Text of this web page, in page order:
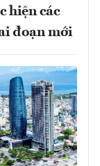
hiện các
đoạn mới